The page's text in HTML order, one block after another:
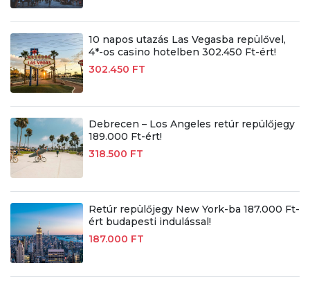
10 napos utazás Las Vegasba repülővel,
4*-os casino hotelben 302.450 Ft-ért!
302.450 FT
Debrecen – Los Angeles retúr repülőjegy
189.000 Ft-ért!
318.500 FT
Retúr repülőjegy New York-ba 187.000 Ft-
ért budapesti indulással!
187.000 FT